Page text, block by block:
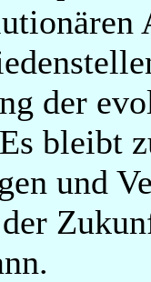
der
bleibt
und